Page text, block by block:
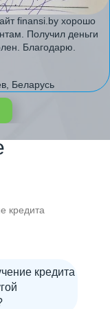
finansi.by хорошо
Получил деньги
Благодарю.
Беларусь
кредита
кредита